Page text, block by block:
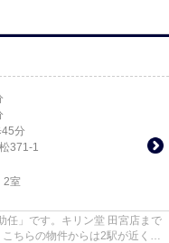
45分
371-1
2室
任」です。キリン堂 田宮店まで
ちらの物件からは2駅が近くに